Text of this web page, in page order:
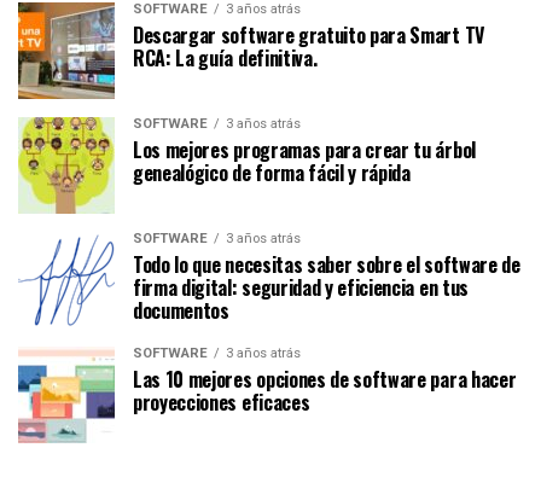
SOFTWARE 3 años atrás
Descargar software gratuito para Smart TV
RCA: La guía definitiva.
SOFTWARE 3 años atrás
Los mejores programas para crear tu árbol
genealógico de forma fácil y rápida
SOFTWARE 3 años atrás
Todo lo que necesitas saber sobre el software de
firma digital: seguridad y eficiencia en tus
documentos
SOFTWARE 3 años atrás
Las 10 mejores opciones de software para hacer
proyecciones eficaces